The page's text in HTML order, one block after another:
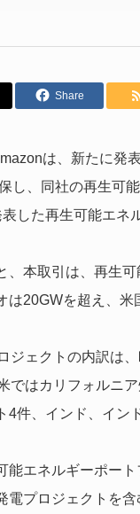
Share
は、新たに発
し、同社の再生可
した再生可能エネ
、本取引は、再生
は20GWを超え、米
ジェクトの内訳は
ではカリフォルニ
4件、インド、イン
能エネルギーポー
電プロジェクトを